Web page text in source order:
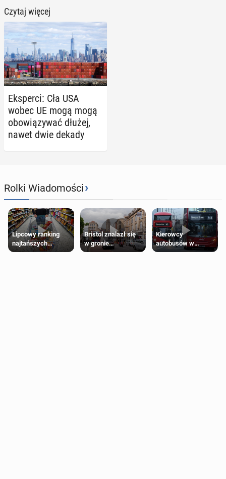
Czytaj więcej
Eks­per­ci: Cła USA
wobec UE mogą mogą
obo­wią­zy­wać dłużej,
nawet dwie dekady
Rolki Wiadomości›
Lipcowy ranking
najtańszych
supermarketów
Bristol znalazł się
w gronie
najlepszych
Kierowcy
autobusów w
Londynie